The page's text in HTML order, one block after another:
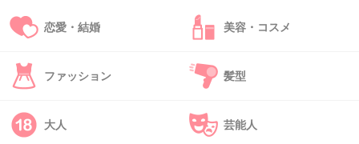
社。
アルバイトしながらひたすら勉強し、公務員試
験に合格しました。去年は最終面接で落ちたけ
ど、今年はなんとかリベンジ！
受かるか不安で勉強をやめようと毎日思ってい
ましたが本当に頑張ってよかったです。
恋愛・結婚 美容・コスメ
ファッション 髪型
大人 芸能人